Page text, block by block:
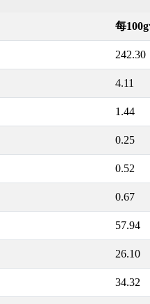
每
242.30
4.11
1.44
0.25
0.52
0.67
57.94
26.10
34.32